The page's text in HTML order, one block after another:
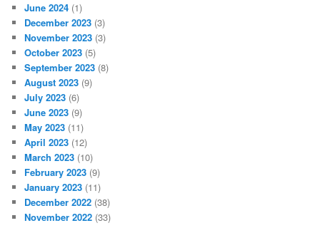
June 2024 (1)
December 2023 (3)
November 2023 (3)
October 2023 (5)
September 2023 (8)
August 2023 (9)
July 2023 (6)
June 2023 (9)
May 2023 (11)
April 2023 (12)
March 2023 (10)
February 2023 (9)
January 2023 (11)
December 2022 (38)
November 2022 (33)